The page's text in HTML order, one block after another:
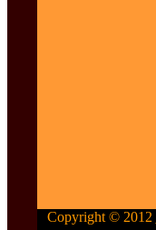
Copyright © 2012